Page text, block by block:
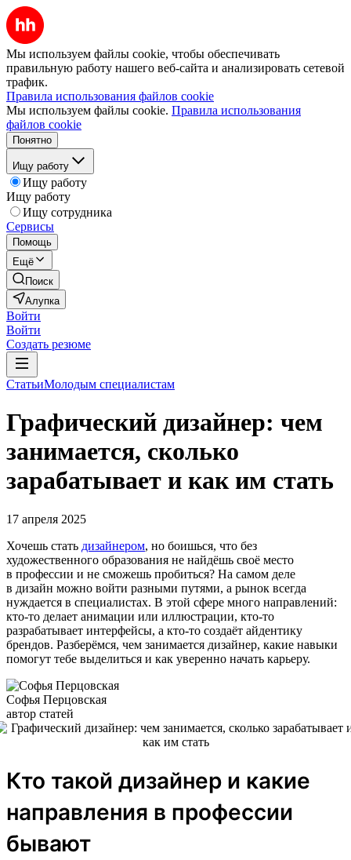
Мы используем файлы cookie, чтобы обеспечивать
правильную работу нашего веб-сайта и анализировать сетевой
трафик.
Правила использования файлов cookie
Мы используем файлы cookie. Правила использования
файлов cookie
Понятно
Ищу работу
Ищу работу
Ищу работу
Ищу сотрудника
Сервисы
Помощь
Ещё
Поиск
Алупка
Войти
Войти
Создать резюме
СтатьиМолодым специалистам
Графический дизайнер: чем
занимается, сколько
зарабатывает и как им стать
17 апреля 2025
Хочешь стать дизайнером, но боишься, что без
художественного образования не найдёшь своё место
в профессии и не сможешь пробиться? На самом деле
в дизайн можно войти разными путями, а рынок всегда
нуждается в специалистах. В этой сфере много направлений:
кто-то делает анимации или иллюстрации, кто-то
разрабатывает интерфейсы, а кто-то создаёт айдентику
брендов. Разберёмся, чем занимается дизайнер, какие навыки
помогут тебе выделиться и как уверенно начать карьеру.
Софья Перцовская
автор статей
Кто такой дизайнер и какие
направления в профессии
бывают